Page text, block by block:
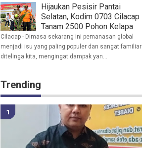
Hijaukan Pesisir Pantai
Selatan, Kodim 0703 Cilacap
Tanam 2500 Pohon Kelapa
Cilacap - Dimasa sekarang ini pemanasan global
menjadi isu yang paling populer dan sangat familiar
ditelinga kita, mengingat dampak yan...
Trending